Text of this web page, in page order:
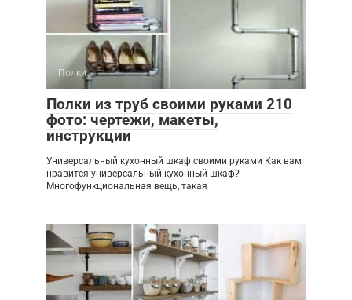
Полки
Полки из труб своими руками 210
фото: чертежи, макеты,
инструкции
Универсальный кухонный шкаф своими руками Как вам
нравится универсальный кухонный шкаф?
Многофункциональная вещь, такая